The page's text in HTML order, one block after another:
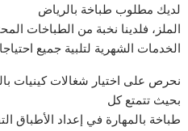
لديك مطلوب طباخة بالرياض
الملز، فلدينا نخبة من الطباخات
الخدمات الشهرية لتلبية جميع
نحرص على اختيار شغالات كينيات
بحيث تتمتع كل
طباخة بالمهارة في إعداد الأطباق